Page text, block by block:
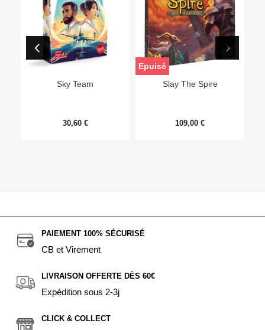
Sky Team
30,60 €
Slay The Spire
109,00 €
Epuisé
PAIEMENT 100% SÉCURISÉ
CB et Virement
LIVRAISON OFFERTE DÈS 60€
Expédition sous 2-3j
CLICK & COLLECT